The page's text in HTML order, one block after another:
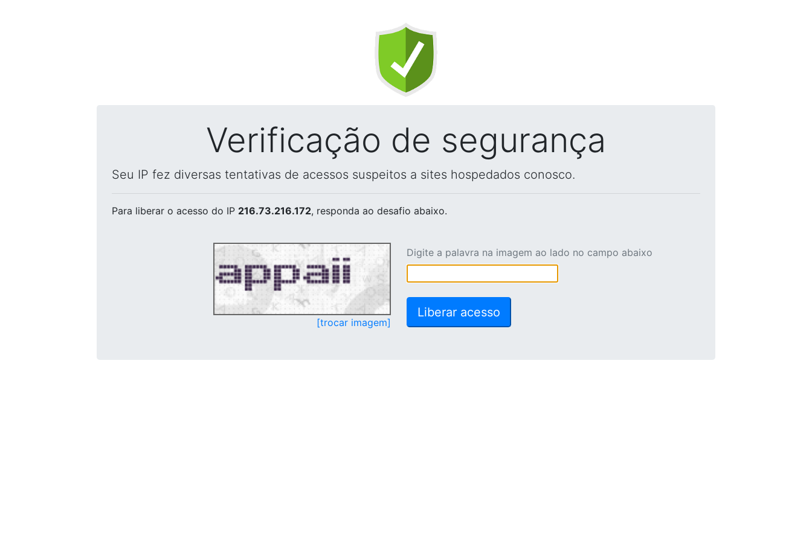
Verificação de segurança
Seu IP fez diversas tentativas de acessos suspeitos a sites hospedados conosco.
Para liberar o acesso do IP 216.73.216.172, responda ao desafio abaixo.
[trocar imagem]
Digite a palavra na imagem ao lado no campo abaixo